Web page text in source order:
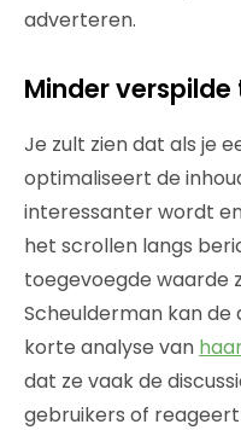
adverteren.
Minder verspilde
Je zult zien dat als je
optimaliseert de
interessanter wordt
het scrollen langs
toegevoegde waarde
Scheulderman kan de
korte analyse van
dat ze vaak de
gebruikers of